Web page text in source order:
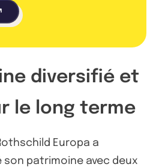
diversifié et
le long terme
Europa a
patrimoine avec deux